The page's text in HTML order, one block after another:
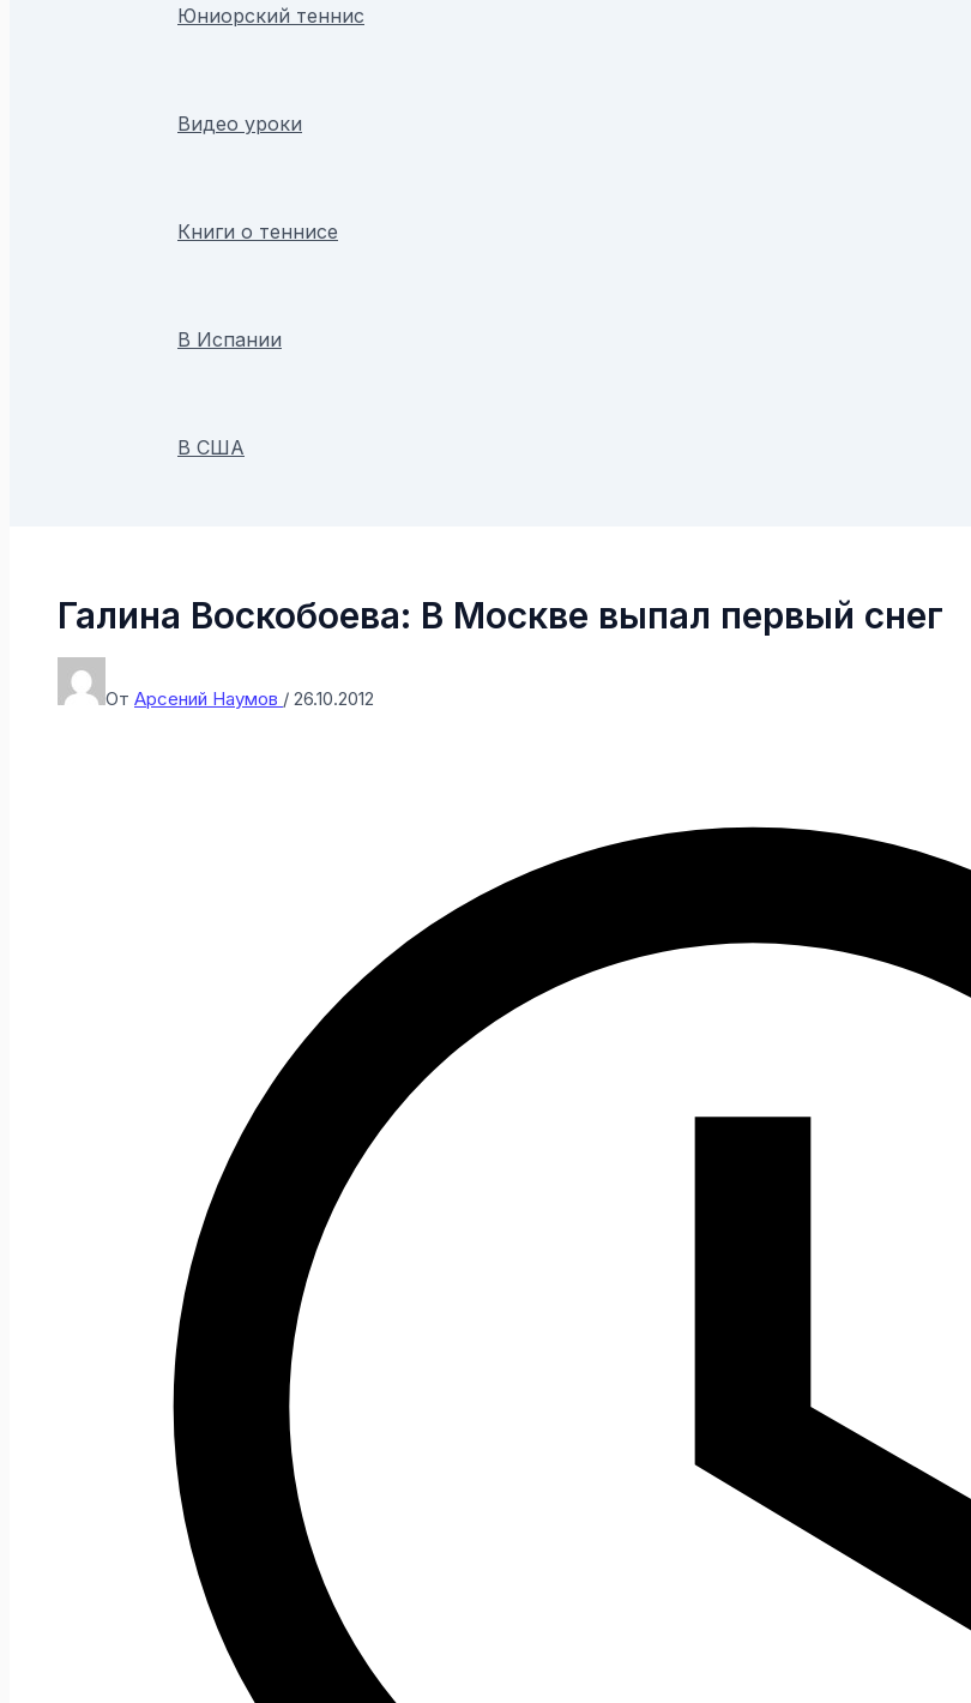
Юниорский теннис
Видео уроки
Книги о теннисе
В Испании
В США
Галина Воскобоева: В Москве выпал первый снег
От Арсений Наумов / 26.10.2012